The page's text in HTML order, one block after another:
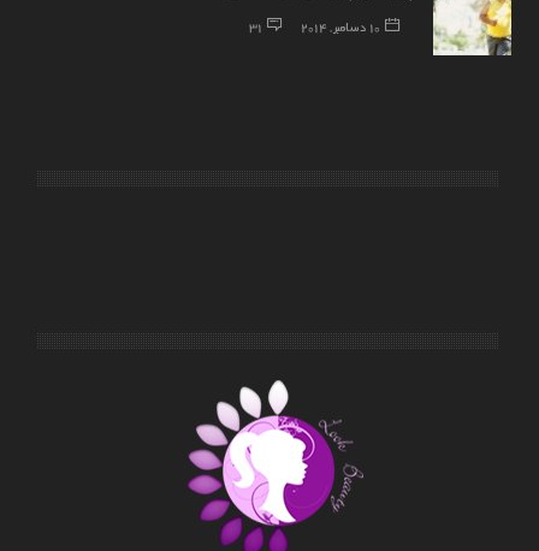
10 دسامبر, 2014 31